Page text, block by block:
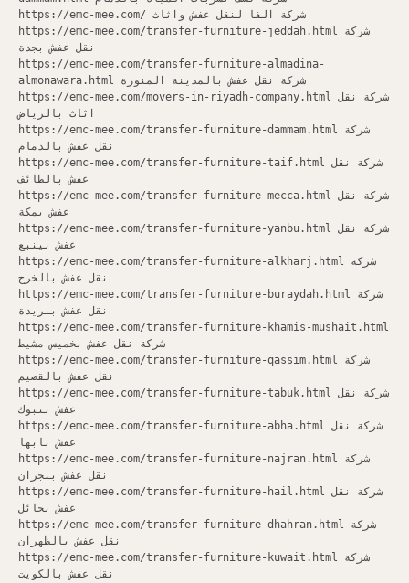
https://emc-mee.com/ شركة الفا لنقل عفش واثاث
https://emc-mee.com/transfer-furniture-jeddah.html شركة
نقل عفش بجدة
https://emc-mee.com/transfer-furniture-almadina-
almonawara.html شركة نقل عفش بالمدينة المنورة
https://emc-mee.com/movers-in-riyadh-company.html شركة نقل
اثاث بالرياض
https://emc-mee.com/transfer-furniture-dammam.html شركة
نقل عفش بالدمام
https://emc-mee.com/transfer-furniture-taif.html شركة نقل
عفش بالطائف
https://emc-mee.com/transfer-furniture-mecca.html شركة نقل
عفش بمكة
https://emc-mee.com/transfer-furniture-yanbu.html شركة نقل
عفش بينبع
https://emc-mee.com/transfer-furniture-alkharj.html شركة
نقل عفش بالخرج
https://emc-mee.com/transfer-furniture-buraydah.html شركة
نقل عفش ببريدة
https://emc-mee.com/transfer-furniture-khamis-mushait.html
شركة نقل عفش بخميس مشيط
https://emc-mee.com/transfer-furniture-qassim.html شركة
نقل عفش بالقصيم
https://emc-mee.com/transfer-furniture-tabuk.html شركة نقل
عفش بتبوك
https://emc-mee.com/transfer-furniture-abha.html شركة نقل
عفش بابها
https://emc-mee.com/transfer-furniture-najran.html شركة
نقل عفش بنجران
https://emc-mee.com/transfer-furniture-hail.html شركة نقل
عفش بحائل
https://emc-mee.com/transfer-furniture-dhahran.html شركة
نقل عفش بالظهران
https://emc-mee.com/transfer-furniture-kuwait.html شركة
نقل عفش بالكويت